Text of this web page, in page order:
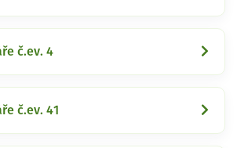
č.ev. 4
č.ev. 41